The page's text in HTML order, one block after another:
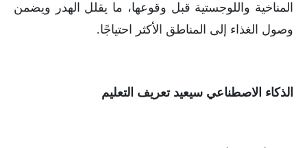
المناخية واللوجستية قبل وقوعها، ما يقلل الهدر ويضمن
وصول الغذاء إلى المناطق الأكثر احتياجًا.
الذكاء الاصطناعي سيعيد تعريف التعليم